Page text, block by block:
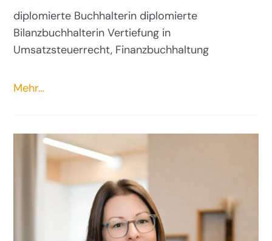
diplomierte Buchhalterin diplomierte
Bilanzbuchhalterin Vertiefung in
Umsatzsteuerrecht, Finanzbuchhaltung
Mehr…